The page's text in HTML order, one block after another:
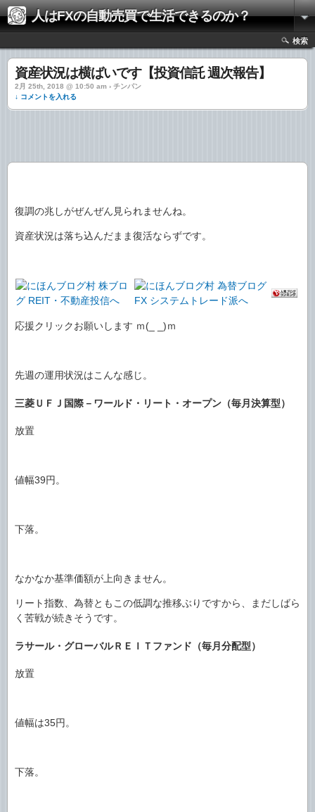
人はFXの自動売買で生活できるのか？
検索
資産状況は横ばいです【投資信託 週次報告】
2月 25th, 2018 @ 10:50 am › チンパン
↓ コメントを入れる
復調の兆しがぜんぜん見られませんね。
資産状況は落ち込んだまま復活ならずです。
応援クリックお願いします ｍ(_ _)ｍ
先週の運用状況はこんな感じ。
三菱ＵＦＪ国際－ワールド・リート・オープン（毎月決算型）
放置
値幅39円。
下落。
なかなか基準価額が上向きません。
リート指数、為替ともこの低調な推移ぶりですから、まだしばら
く苦戦が続きそうです。
ラサール・グローバルＲＥＩＴファンド（毎月分配型）
放置
値幅は35円。
下落。